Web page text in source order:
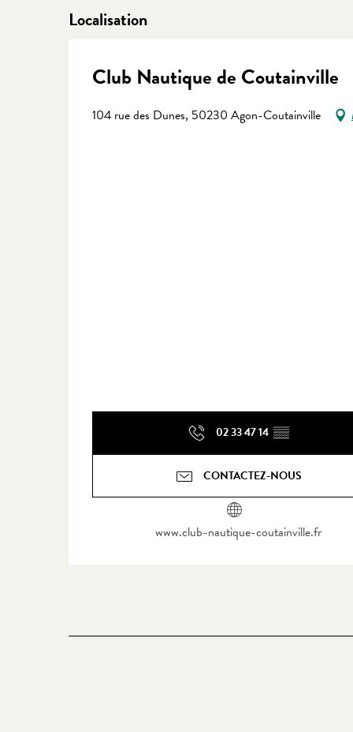
Localisation
Club Nautique de Coutainville
104 rue des Dunes, 50230 Agon-Coutainville
02 33 47 14 ▒▒
CONTACTEZ-NOUS
www.club-nautique-coutainville.fr